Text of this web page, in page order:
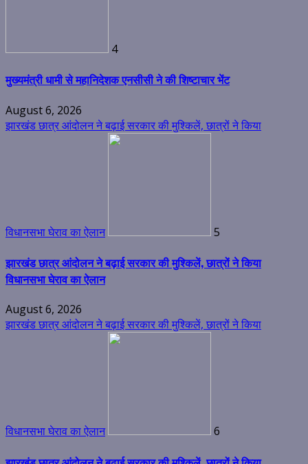
4
मुख्यमंत्री धामी से महानिदेशक एनसीसी ने की शिष्टाचार भेंट
August 6, 2026
झारखंड छात्र आंदोलन ने बढ़ाई सरकार की मुश्किलें, छात्रों ने किया
विधानसभा घेराव का ऐलान 5
झारखंड छात्र आंदोलन ने बढ़ाई सरकार की मुश्किलें, छात्रों ने किया
विधानसभा घेराव का ऐलान
August 6, 2026
झारखंड छात्र आंदोलन ने बढ़ाई सरकार की मुश्किलें, छात्रों ने किया
विधानसभा घेराव का ऐलान 6